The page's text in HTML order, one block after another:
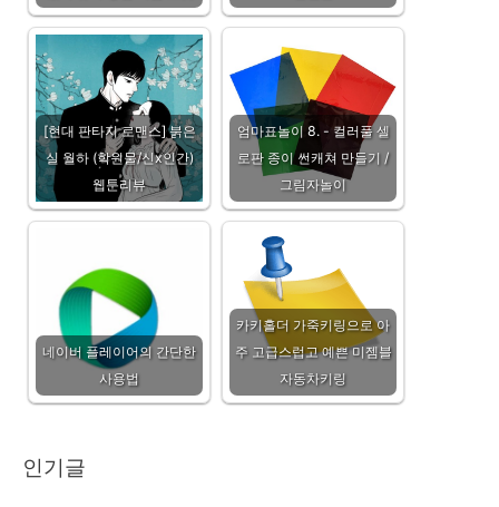
[현대 판타지 로맨스] 붉은
실 월하 (학원물/신x인간)
웹툰리뷰
엄마표놀이 8. - 컬러풀 셀
로판 종이 썬캐쳐 만들기 /
그림자놀이
네이버 플레이어의 간단한
사용법
카키홀더 가죽키링으로 아
주 고급스럽고 예쁜 미젬블
자동차키링
인기글